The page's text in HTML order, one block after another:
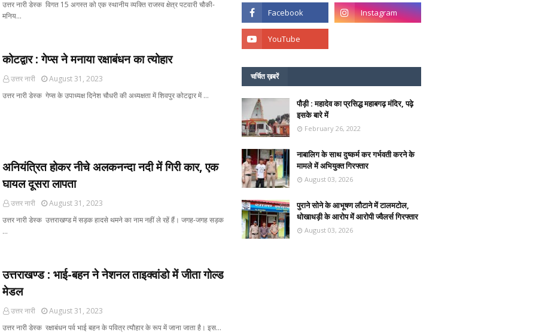
उत्तर नारी डेस्क विगत 15 अगस्त को एक स्थानीय व्यक्ति राजस्व क्षेत्र पटवारी चौकी-
मनिय…
कोटद्वार : गेप्स ने मनाया रक्षाबंधन का त्योहार
उत्तर नारी
August 31, 2023
उत्तर नारी डेस्क गेप्स के उपाध्यक्ष दिनेश चौधरी की अध्यक्षता में शिवपुर कोटद्वार में …
अनियंत्रित होकर नीचे अलकनन्दा नदी में गिरी कार, एक
घायल दूसरा लापता
उत्तर नारी
August 31, 2023
उत्तर नारी डेस्क उत्तराखण्ड में सड़क हादसे थमने का नाम नहीं ले रहें हैं। जगह-जगह सड़क
…
उत्तराखण्ड : भाई-बहन ने नेशनल ताइक्वांडो में जीता गोल्ड
मेडल
उत्तर नारी
August 31, 2023
उत्तर नारी डेस्क रक्षाबंधन पर्व भाई बहन के पवित्र त्यौहार के रूप में जाना जाता है। इस…
चर्चित ख़बरें
पौड़ी : महादेव का प्रसिद्ध महाबगढ़ मंदिर, पढ़े
इसके बारे में
February 26, 2022
नाबालिग के साथ दुष्कर्म कर गर्भवती करने के
मामले में अभियुक्त गिरफ्तार
August 03, 2026
पुराने सोने के आभूषण लौटाने में टालमटोल,
धोखाधड़ी के आरोप में आरोपी ज्वैलर्स गिरफ्तार
August 03, 2026